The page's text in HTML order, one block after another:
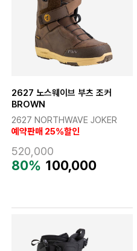
2627 노스웨이브 부츠 조커
BROWN
2627 NORTHWAVE JOKER
예약판매 25%할인
520,000
80% 100,000